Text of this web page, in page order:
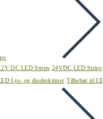
DC LED Strips 24VDC LED Strips
Lys- og diodeskinner Tilbehør til